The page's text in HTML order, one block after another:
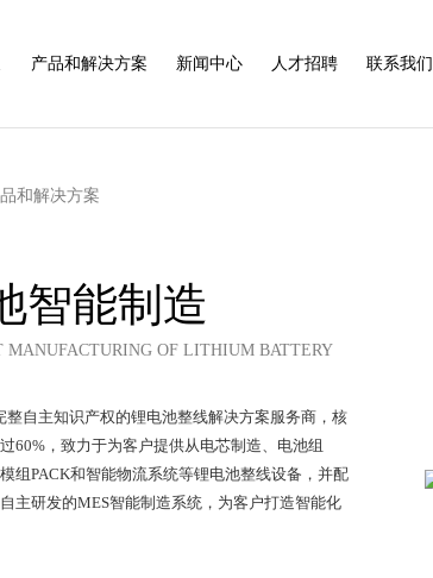
产品和解决方案 新闻中心 人才招聘 联系我们
和解决方案
智能制造
OF LITHIUM BATTERY
自主知识产权的锂电池整线解决方案服务商，核
60%，致力于为客户提供从电芯制造、电池组
模组PACK和智能物流系统等锂电池整线设备，并配
主研发的MES智能制造系统，为客户打造智能化